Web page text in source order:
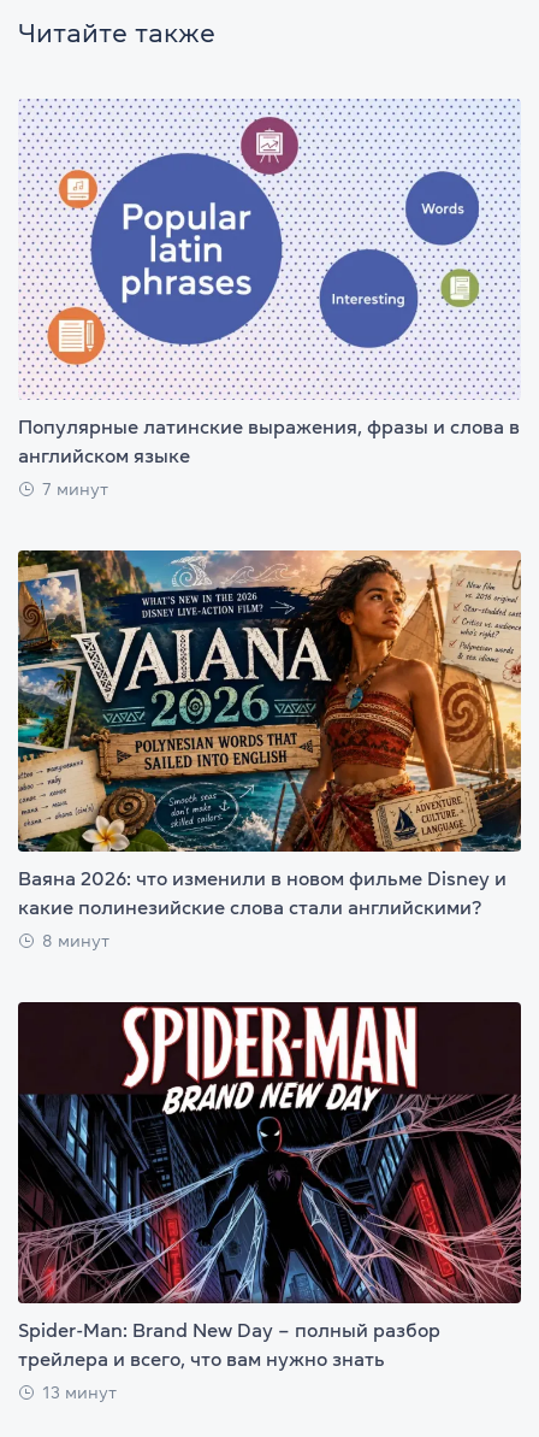
Читайте также
Популярные латинские выражения, фразы и слова в
английском языке
7 минут
Ваяна 2026: что изменили в новом фильме Disney и
какие полинезийские слова стали английскими?
8 минут
Spider-Man: Brand New Day – полный разбор
трейлера и всего, что вам нужно знать
13 минут